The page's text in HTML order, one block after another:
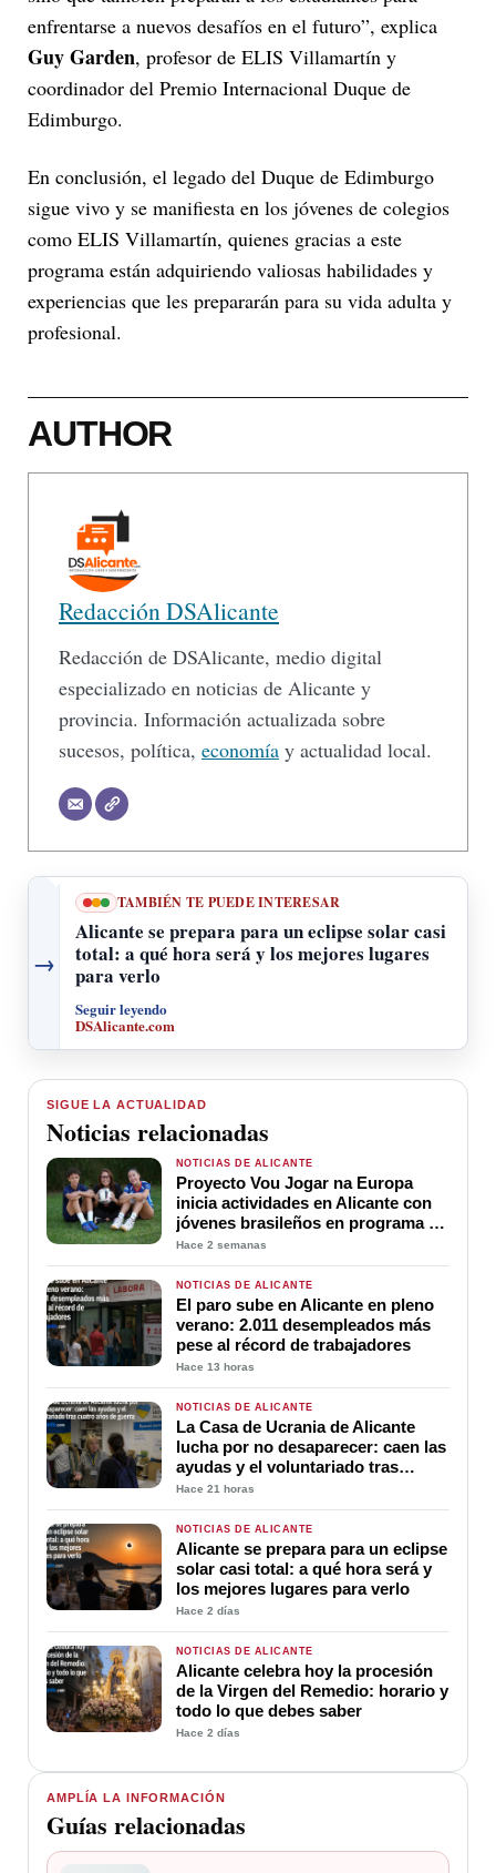
enfrentarse a nuevos desafíos en el futuro”, explica
Guy Garden, profesor de ELIS Villamartín y
coordinador del Premio Internacional Duque de
Edimburgo.
En conclusión, el legado del Duque de Edimburgo
sigue vivo y se manifiesta en los jóvenes de colegios
como ELIS Villamartín, quienes gracias a este
programa están adquiriendo valiosas habilidades y
experiencias que les prepararán para su vida adulta y
profesional.
AUTHOR
Redacción DSAlicante
Redacción de DSAlicante, medio digital
especializado en noticias de Alicante y
provincia. Información actualizada sobre
sucesos, política, economía y actualidad local.
→
TAMBIÉN TE PUEDE INTERESAR
Alicante se prepara para un eclipse solar casi
total: a qué hora será y los mejores lugares
para verlo
Seguir leyendo
DSAlicante.com
AMPLÍA LA INFORMACIÓN
Guías relacionadas
SIGUE LA ACTUALIDAD
Noticias relacionadas
NOTICIAS DE ALICANTE
Proyecto Vou Jogar na Europa
inicia actividades en Alicante con
jóvenes brasileños en programa de
alto rendimiento en el fútbol
Hace 2 semanas
NOTICIAS DE ALICANTE
El paro sube en Alicante en pleno
verano: 2.011 desempleados más
pese al récord de trabajadores
Hace 13 horas
NOTICIAS DE ALICANTE
La Casa de Ucrania de Alicante
lucha por no desaparecer: caen las
ayudas y el voluntariado tras
cuatro años de guerra
Hace 21 horas
NOTICIAS DE ALICANTE
Alicante se prepara para un eclipse
solar casi total: a qué hora será y
los mejores lugares para verlo
Hace 2 días
NOTICIAS DE ALICANTE
Alicante celebra hoy la procesión
de la Virgen del Remedio: horario y
todo lo que debes saber
Hace 2 días